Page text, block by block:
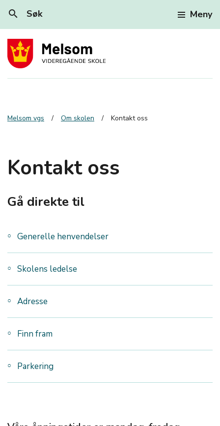
search Søk Meny
Melsom vgs Om skolen Kontakt oss
Kontakt oss
Gå direkte til
Generelle henvendelser
Skolens ledelse
Adresse
Finn fram
Parkering